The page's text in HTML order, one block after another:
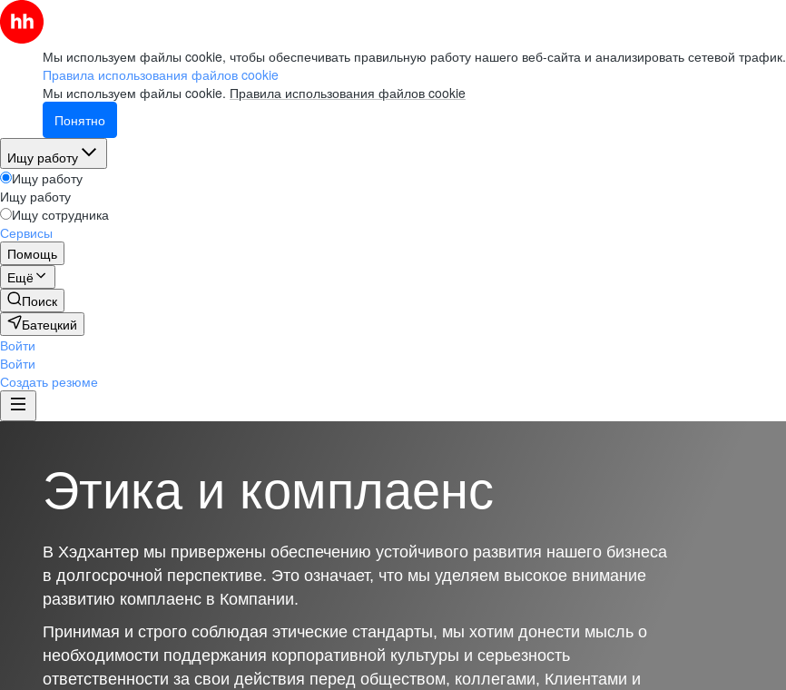
Мы используем файлы cookie, чтобы обеспечивать правильную работу нашего веб-сайта и анализировать сетевой трафик.
Правила использования файлов cookie
Мы используем файлы cookie. Правила использования файлов cookie
Понятно
Ищу работу
Ищу работу
Ищу работу
Ищу сотрудника
Сервисы
Помощь
Ещё
Поиск
Батецкий
Войти
Войти
Создать резюме
Этика и комплаенс
В Хэдхантер мы привержены обеспечению устойчивого развития нашего бизнеса
в долгосрочной перспективе. Это означает, что мы уделяем высокое внимание
развитию комплаенс в Компании.
Принимая и строго соблюдая этические стандарты, мы хотим донести мысль о
необходимости поддержания корпоративной культуры и серьезность
ответственности за свои действия перед обществом, коллегами, Клиентами и